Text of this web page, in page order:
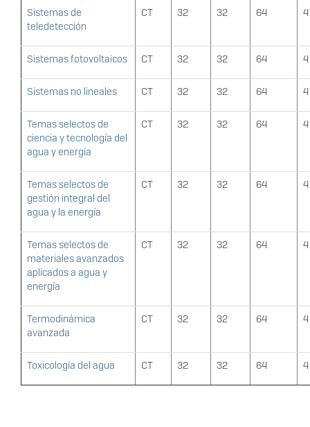
Sistemas de
teledetección
CT 32 32 64 4
Sistemas fotovoltaicos CT 32 32 64 4
Sistemas no lineales CT 32 32 64 4
Temas selectos de
ciencia y tecnología del
agua y energía
CT 32 32 64 4
Temas selectos de
gestión integral del
agua y la energía
CT 32 32 64 4
Temas selectos de
materiales avanzados
aplicados a agua y
energía
CT 32 32 64 4
Termodinámica
avanzada
CT 32 32 64 4
Toxicología del agua CT 32 32 64 4